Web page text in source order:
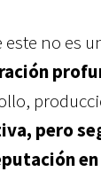
no es
pero